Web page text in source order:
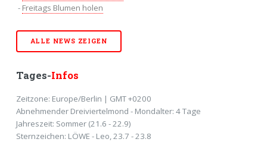
- Freitags Blumen holen
ALLE NEWS ZEIGEN
Tages-Infos
Zeitzone: Europe/Berlin | GMT +0200
Abnehmender Dreiviertelmond - Mondalter: 4 Tage
Jahreszeit: Sommer (21.6 - 22.9)
Sternzeichen: LÖWE - Leo, 23.7 - 23.8